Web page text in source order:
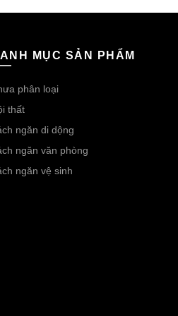
MỤC SẢN PHẨM
phân loại
thất
ngăn di dộng
ngăn văn phòng
ngăn vệ sinh